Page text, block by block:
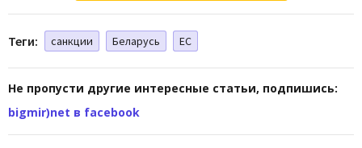
Теги: санкции Беларусь ЕС
Не пропусти другие интересные статьи, подпишись:
bigmir)net в facebook